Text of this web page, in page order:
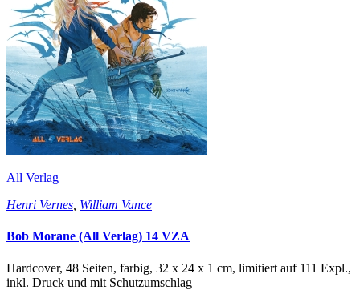
All Verlag
Henri Vernes William Vance
Bob Morane (All Verlag) 14 VZA
Hardcover, 48 Seiten, farbig, 32 x 24 x 1 cm, limitiert auf 111 Expl.,
inkl. Druck und mit Schutzumschlag